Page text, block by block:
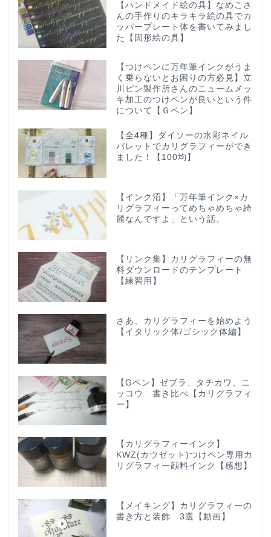
【ハンドメイド絵の具】なめこさ
んの手作りのキラキラ絵の具でカ
ッパープレート体を書いてみまし
た【固形絵の具】
【つけペンに万年筆インクがうま
く乗らないとお困りの方必見】立
川ピン製作所さんのニュームメッ
キ加工のつけペンが良いという件
について【Ｇペン】
【全4種】ダイソーの水彩ネイル
パレットでカリグラフィーができ
ました！【100均】
【インク沼】「万年筆インク×カ
リグラフィーってめちゃめちゃ綺
麗なんですよ」という話。
【リンク集】カリグラフィーの無
料ダウンロードのテンプレート
【練習用】
さあ、カリグラフィーを始めよう
【イタリック体/ゴシック体編】
【Gペン】ゼブラ、タチカワ、ニ
ッコウ 書き比べ【カリグラフィ
ー】
【カリグラフィーインク】
KWZ(カウゼット)つけペン専用カ
リグラフィー顔料インク【感想】
【メイキング】カリグラフィーの
書き方と装飾 3選【動画】